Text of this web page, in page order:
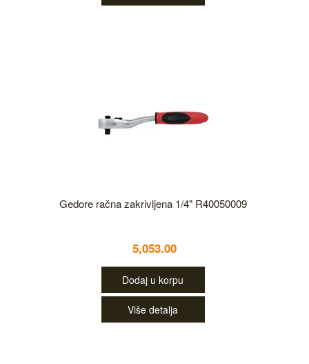
Gedore račna zakrivljena 1/4" R40050009
5,053.00
Dodaj u korpu
Više detalja